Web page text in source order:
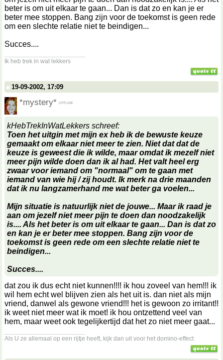
beter is om uit elkaar te gaan... Dan is dat zo en kan je er
beter mee stoppen. Bang zijn voor de toekomst is geen rede
om een slechte relatie niet te beindigen...
Succes....
Ik heb trek in wat lekkers
19-09-2002, 17:09
*mystery*
kHebTrekInWatLekkers schreef:
Toen het uitgin met mijn ex heb ik de bewuste keuze
gemaakt om elkaar niet meer te zien. Niet dat dat de
keuze is geweest die ik wilde, maar omdat ik mezelf niet
meer pijn wilde doen dan ik al had. Het valt heel erg
zwaar voor iemand om "normaal" om te gaan met
iemand van wie hij / zij houdt. Ik merk na drie maanden
dat ik nu langzamerhand me wat beter ga voelen...
Mijn situatie is natuurlijk niet de jouwe... Maar ik raad je
aan om jezelf niet meer pijn te doen dan noodzakelijk
is.... Als het beter is om uit elkaar te gaan... Dan is dat zo
en kan je er beter mee stoppen. Bang zijn voor de
toekomst is geen rede om een slechte relatie niet te
beindigen...
Succes....
dat zou ik dus echt niet kunnen!!!! ik hou zoveel van hem!!! ik
wil hem echt wel blijven zien als het uit is. dan niet als mijn
vriend, danwel als gewone vriend!!! het is gewoon zo irritant!!
ik weet niet meer wat ik moet! ik hou ontzettend veel van
hem, maar weet ook tegelijkertijd dat het zo niet meer gaat...
Als U ze allemaal op een rijtje heeft, kijk dan uit voor het domino-effect